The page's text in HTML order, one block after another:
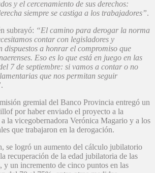
y el cercenamiento de sus derechos:
siempre se castiga a los trabajadores”.
subrayó: “El camino para derogar la norma
contar con legisladores y
dispuestos a honrar el compromiso que
Eso es lo que está en juego en las
7 de septiembre: si vamos a contar o no
que nos permitan seguir
.
gremial del Banco Provincia entregó un
por haber enviado el proyecto a la
la vicegobernadora Verónica Magario y a los
que trabajaron en la derogación.
se logró un aumento del cálculo jubilatorio
recuperación de la edad jubilatoria de las
y un incremento de cinco puntos en las